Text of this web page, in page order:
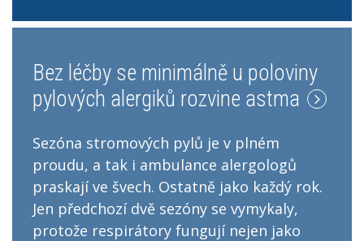
Bez léčby se minimálně u poloviny
pylových alergiků rozvine astma
Sezóna stromových pylů je v plném
proudu, a tak i ambulance alergologů
praskají ve švech. Ostatně jako každý rok.
Jen předchozí dvě sezóny se vymykaly,
protože respirátory fungují nejen jako